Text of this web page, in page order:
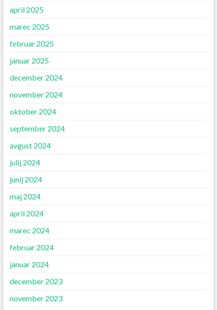
april 2025
marec 2025
februar 2025
januar 2025
december 2024
november 2024
oktober 2024
september 2024
avgust 2024
julij 2024
junij 2024
maj 2024
april 2024
marec 2024
februar 2024
januar 2024
december 2023
november 2023